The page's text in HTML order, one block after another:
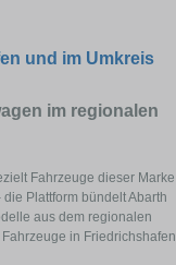
und im Umkreis
im regionalen
Fahrzeuge dieser Marke
Plattform bündelt Abarth
aus dem regionalen
in Friedrichshafen